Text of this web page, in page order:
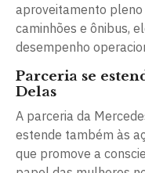
aproveitamento
caminhões e ônibus,
desempenho
Parceria se
Delas
A parceria da
estende também às
que promove a